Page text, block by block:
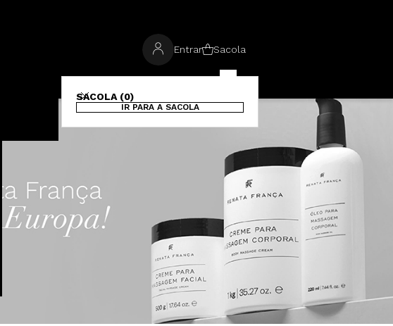
Entrar Sacola
SACOLA (0)
IR PARA A SACOLA